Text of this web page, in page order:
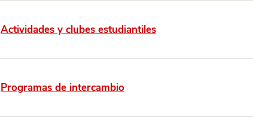
Actividades y clubes estudiantiles
Programas de intercambio